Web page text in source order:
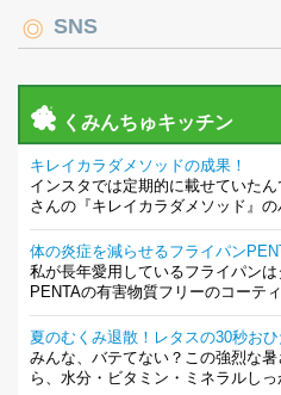
SNS
くみんちゅキッチン
キレイカラダメソッドの成果！
インスタでは定期的に載せていた
さんの『キレイカラダメソッド』の
体の炎症を減らせるフライパン
私が長年愛用しているフライパンは
PENTAの有害物質フリーのコーティ
夏のむくみ退散！レタスの30秒おひ
みんな、バテてない？この強烈な
ら、水分・ビタミン・ミネラルしっ